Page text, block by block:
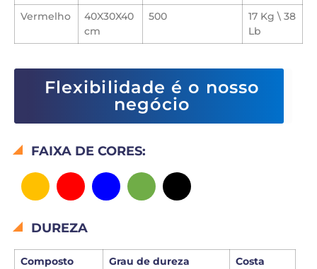
Vermelho
40X30X40
cm
500
17 Kg \ 38
Lb
Flexibilidade é o nosso
negócio
FAIXA DE CORES:
DUREZA
Composto Grau de dureza
Costa